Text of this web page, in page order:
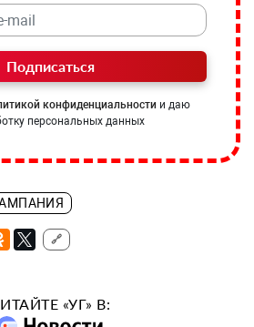
Подписаться
конфиденциальности и даю
персональных данных
🔗
«УГ» В: